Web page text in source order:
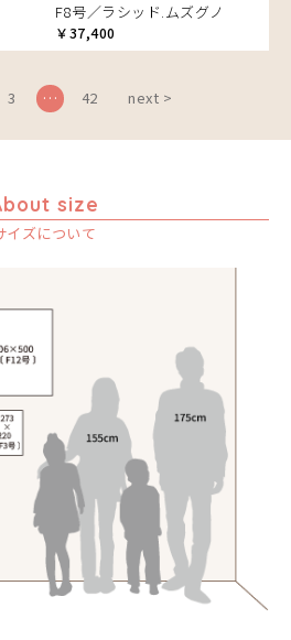
F8号／ラシッド.ムズグノ
￥37,400
3 … 42 next >
size
イズについて